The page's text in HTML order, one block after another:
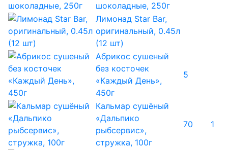
шоколадные, 250г
Лимонад Star Bar,
оригинальный, 0.45л
(12 шт)
Абрикос сушеный
без косточек
«Каждый День»,
450г
5
Кальмар сушёный
«Дальпико
рыбсервис»,
стружка, 100г
70 1